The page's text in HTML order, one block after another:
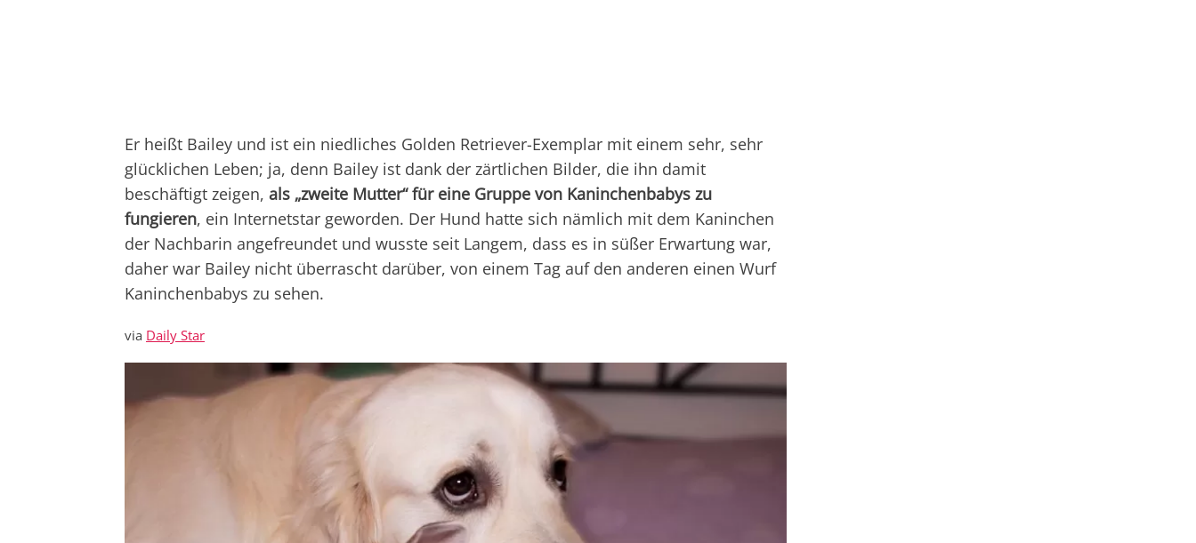
Er heißt Bailey und ist ein niedliches Golden Retriever-Exemplar mit einem sehr, sehr
glücklichen Leben; ja, denn Bailey ist dank der zärtlichen Bilder, die ihn damit
beschäftigt zeigen, als „zweite Mutter“ für eine Gruppe von Kaninchenbabys zu
fungieren, ein Internetstar geworden. Der Hund hatte sich nämlich mit dem Kaninchen
der Nachbarin angefreundet und wusste seit Langem, dass es in süßer Erwartung war,
daher war Bailey nicht überrascht darüber, von einem Tag auf den anderen einen Wurf
Kaninchenbabys zu sehen.
via Daily Star